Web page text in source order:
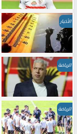
الأخبار
الرياضة
الرياضة